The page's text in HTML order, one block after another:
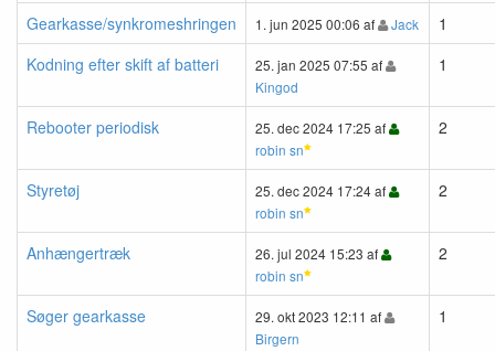
Gearkasse/synkromeshringen 1. jun 2025 00:06 af Jack
1
Kodning efter skift af batteri
25. jan 2025 07:55 af
Kingod
1
Rebooter periodisk
25. dec 2024 17:25 af
robin sn
2
Styretøj
25. dec 2024 17:24 af
robin sn
2
Anhængertræk
26. jul 2024 15:23 af
robin sn
2
Søger gearkasse
29. okt 2023 12:11 af
Birgern
1